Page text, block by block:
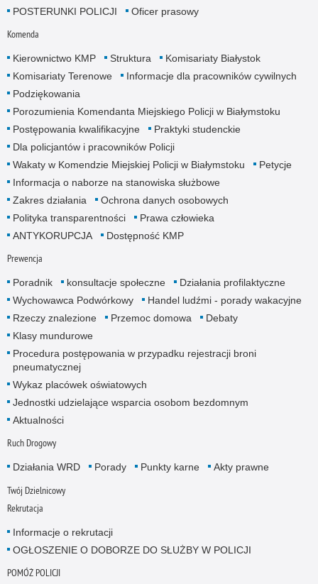
POSTERUNKI POLICJI
Oficer prasowy
Komenda
Kierownictwo KMP Struktura
Komisariaty Białystok
Komisariaty Terenowe
Informacje dla pracowników cywilnych
Podziękowania
Porozumienia Komendanta Miejskiego Policji w Białymstoku
Postępowania kwalifikacyjne
Praktyki studenckie
Dla policjantów i pracowników Policji
Wakaty w Komendzie Miejskiej Policji w Białymstoku
Petycje
Informacja o naborze na stanowiska służbowe
Zakres działania
Ochrona danych osobowych
Polityka transparentności
Prawa człowieka
ANTYKORUPCJA
Dostępność KMP
Prewencja
Poradnik konsultacje społeczne
Działania profilaktyczne
Wychowawca Podwórkowy
Handel ludźmi - porady wakacyjne
Rzeczy znalezione
Przemoc domowa
Debaty
Klasy mundurowe
Procedura postępowania w przypadku rejestracji broni
pneumatycznej
Wykaz placówek oświatowych
Jednostki udzielające wsparcia osobom bezdomnym
Aktualności
Ruch Drogowy
Działania WRD Porady Punkty karne Akty prawne
Twój Dzielnicowy
Rekrutacja
Informacje o rekrutacji
OGŁOSZENIE O DOBORZE DO SŁUŻBY W POLICJI
POMÓŻ POLICJI